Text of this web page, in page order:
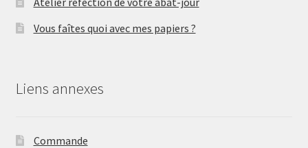
Vous faîtes quoi avec mes papiers ?
Liens annexes
Commande